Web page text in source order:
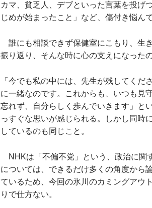
カマ、貧乏人、デブといった言葉を投げ
じめが始まったこと」など、傷付き悩ん
誰にも相談できず保健室にこもり、生
振り返り、そんな時に心の支えになった
「今でも私の中には、先生が残してく
に一緒なのです。これからも、いつも見
忘れず、自分らしく歩んでいきます」と
っすぐな思いが感じられる。しかし同時
しているのも同じこと。
NHKは「不偏不党」という、政治に関
については、できるだけ多くの角度から
ているため、今回の氷川のカミングアウ
りで仕方ない。